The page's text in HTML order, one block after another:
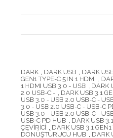
DARK
DARK USB DARK
GEN1 TYPE-C 5 IN 1 HDMI
1 HDMI USB 3.0 - USB
DARK
2.0 USB-C -
DARK USB 3.1
USB 3.0 - USB 2.0 USB-C -
3.0 - USB 2.0 USB-C - USB-C
USB 3.0 - USB 2.0 USB-C -
USB-C PD HUB
DARK USB
ÇEVİRİCİ
DARK USB 3.1
DÖNÜŞTÜRÜCÜ HUB
DARK